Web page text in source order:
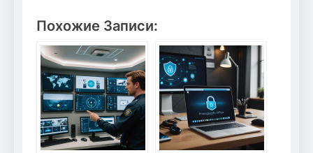
Похожие Записи: